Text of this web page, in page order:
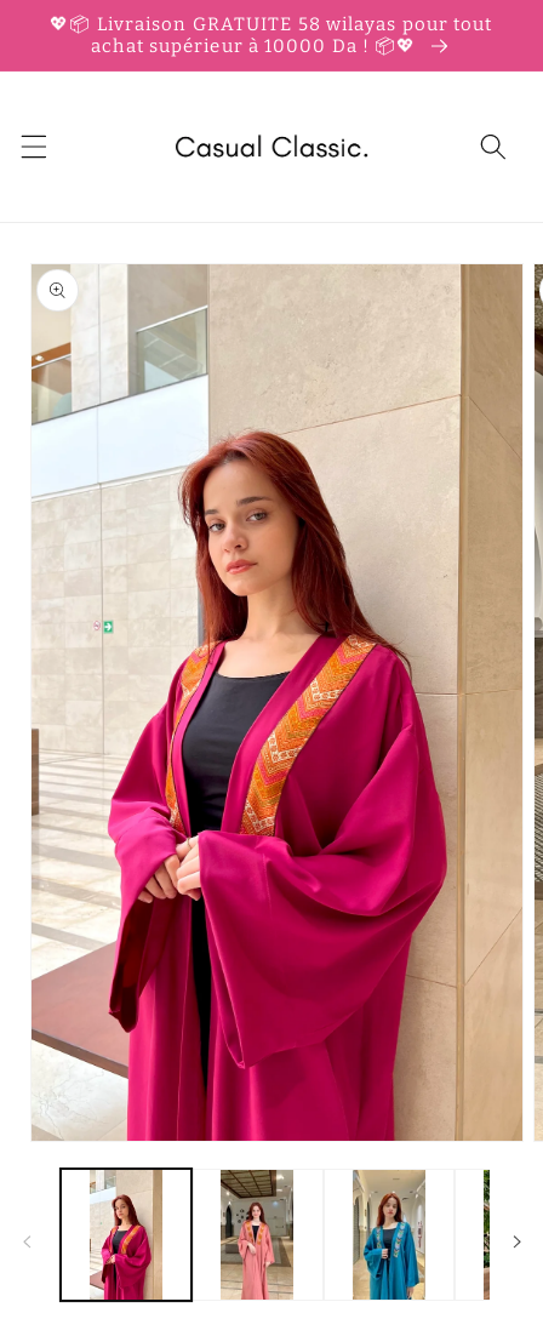
passer
contenu
💖📦 Livraison GRATUITE 58 wilayas pour tout
achat supérieur à 10000 Da ! 📦💖
Passer aux
informations
produits
une